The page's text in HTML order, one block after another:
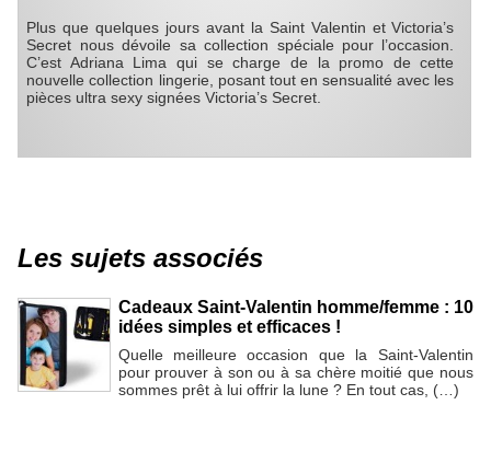
Plus que quelques jours avant la Saint Valentin et Victoria’s
Secret nous dévoile sa collection spéciale pour l’occasion.
C’est Adriana Lima qui se charge de la promo de cette
nouvelle collection lingerie, posant tout en sensualité avec les
pièces ultra sexy signées Victoria’s Secret.
Les sujets associés
Cadeaux Saint-Valentin homme/femme : 10
idées simples et efficaces !
Quelle meilleure occasion que la Saint-Valentin
pour prouver à son ou à sa chère moitié que nous
sommes prêt à lui offrir la lune ? En tout cas, (…)